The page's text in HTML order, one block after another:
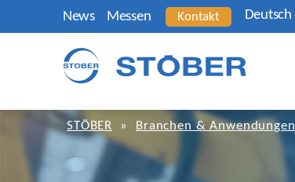
News Messen Kontakt Deutsch
STÖBER » Branchen & Anwendungen